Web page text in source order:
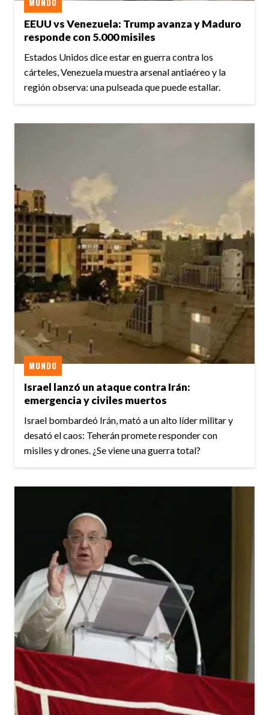
EEUU vs Venezuela: Trump avanza y Maduro
responde con 5.000 misiles
Estados Unidos dice estar en guerra contra los
cárteles, Venezuela muestra arsenal antiaéreo y la
región observa: una pulseada que puede estallar.
Israel lanzó un ataque contra Irán:
emergencia y civiles muertos
MUNDO
Israel bombardeó Irán, mató a un alto líder militar y
desató el caos: Teherán promete responder con
misiles y drones. ¿Se viene una guerra total?